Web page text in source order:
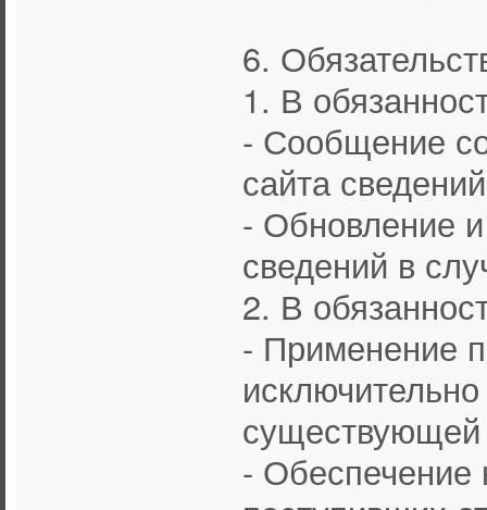
6.
1. В
- Сообщение
сайта
- Обновление
сведений в
2. В
- Применение
существующей
- Обеспечение